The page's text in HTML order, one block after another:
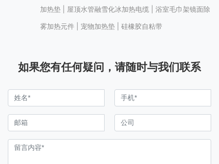
加热垫 | 屋顶水管融雪化冰加热电缆 | 浴室毛巾架镜面除
雾加热元件 | 宠物加热垫 | 硅橡胶自粘带
如果您有任何疑问，请随时与我们联系